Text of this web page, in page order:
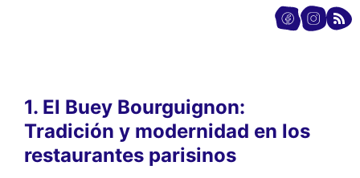
1. El Buey Bourguignon:
Tradición y modernidad en los
restaurantes parisinos